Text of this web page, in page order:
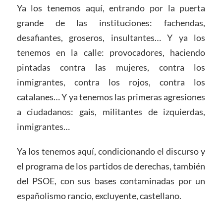
Ya los tenemos aquí, entrando por la puerta
grande de las instituciones: fachendas,
desafiantes, groseros, insultantes… Y ya los
tenemos en la calle: provocadores, haciendo
pintadas contra las mujeres, contra los
inmigrantes, contra los rojos, contra los
catalanes… Y ya tenemos las primeras agresiones
a ciudadanos: gais, militantes de izquierdas,
inmigrantes…
Ya los tenemos aquí, condicionando el discurso y
el programa de los partidos de derechas, también
del PSOE, con sus bases contaminadas por un
españolismo rancio, excluyente, castellano.